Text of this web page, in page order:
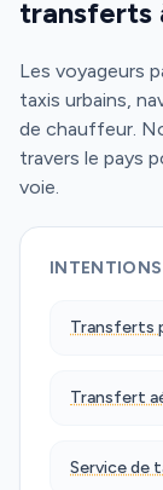
transferts
Les voyageurs
taxis urbains,
de chauffeur.
travers le pays
voie.
INTENTIONS
Transferts
Transfert
Service de